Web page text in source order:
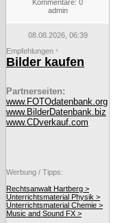
Kommentare: 0
admin
08.08.2026, 06:39
Empfehlungen *
Bilder kaufen
Partnerseiten:
www.FOTOdatenbank.org
www.BilderDatenbank.biz
www.CDverkauf.com
Werbung / Tipps:
Rechtsanwalt Hartberg >
Unterrichtsmaterial Physik >
Unterrichtsmaterial Chemie >
Music and Sound FX >